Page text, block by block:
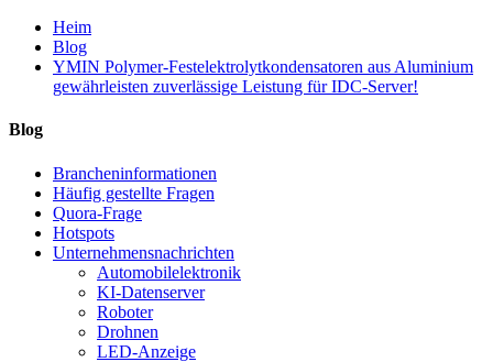
Heim
Blog
YMIN Polymer-Festelektrolytkondensatoren aus Aluminium
gewährleisten zuverlässige Leistung für IDC-Server!
Blog
Brancheninformationen
Häufig gestellte Fragen
Quora-Frage
Hotspots
Unternehmensnachrichten
Automobilelektronik
KI-Datenserver
Roboter
Drohnen
LED-Anzeige